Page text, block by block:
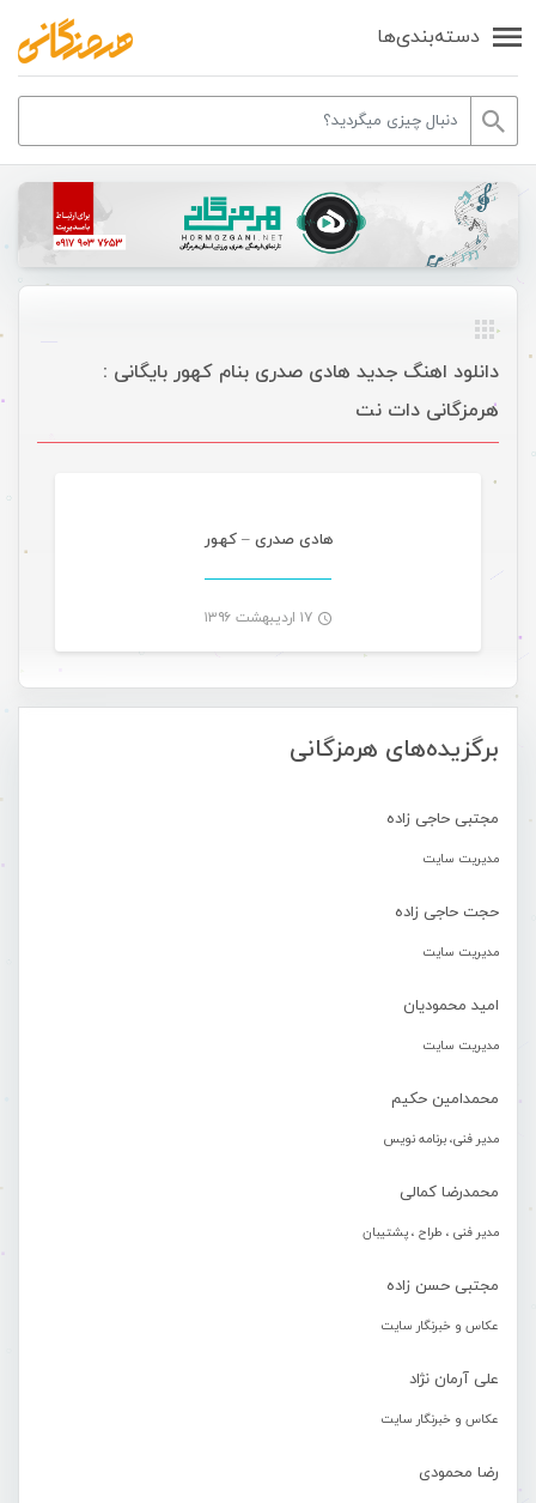
دسته‌بندی‌ها
برگزیده‌های هرمزگانی
مجتبی حاجی زاده
مدیریت سایت
حجت حاجی زاده
مدیریت سایت
امید محمودیان
مدیریت سایت
محمدامین حکیم
مدیر فنی، برنامه نویس
محمدرضا کمالی
مدیر فنی ، طراح ، پشتیبان
مجتبی حسن زاده
عکاس و خبرنگار سایت
علی آرمان نژاد
عکاس و خبرنگار سایت
رضا محمودی
دانلود اهنگ جدید هادی صدری بنام کهور بایگانی :
هرمزگانی دات نت
هادی صدری – کهور
۱۷ اردیبهشت ۱۳۹۶